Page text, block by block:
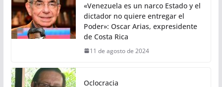
«Venezuela es un narco Estado y el
dictador no quiere entregar el
Poder»: Oscar Arias, expresidente
de Costa Rica
11 de agosto de 2024
Oclocracia